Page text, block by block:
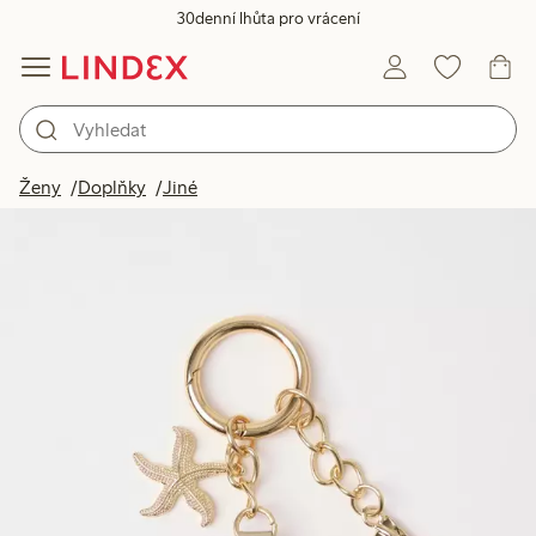
30denní lhůta pro vrácení
Ženy Doplňky Jiné